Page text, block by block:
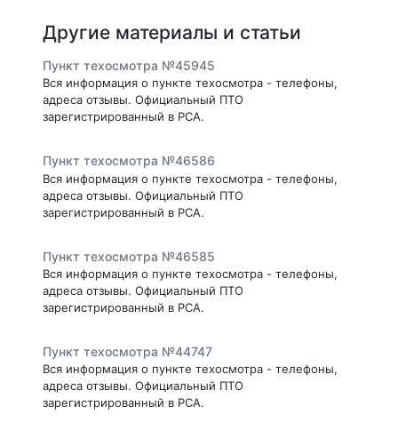
Другие материалы и статьи
Пункт техосмотра №45945
Вся информация о пункте техосмотра - телефоны,
адреса отзывы. Официальный ПТО
зарегистрированный в РСА.
Пункт техосмотра №46586
Вся информация о пункте техосмотра - телефоны,
адреса отзывы. Официальный ПТО
зарегистрированный в РСА.
Пункт техосмотра №46585
Вся информация о пункте техосмотра - телефоны,
адреса отзывы. Официальный ПТО
зарегистрированный в РСА.
Пункт техосмотра №44747
Вся информация о пункте техосмотра - телефоны,
адреса отзывы. Официальный ПТО
зарегистрированный в РСА.